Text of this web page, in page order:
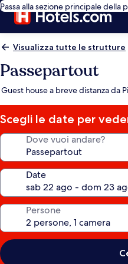
Passa alla sezione principale della
Visualizza tutte le strutture
Passepartout
Guest house a breve distanza da
Scegli le date per
Dove vuoi andare?
Date
Persone